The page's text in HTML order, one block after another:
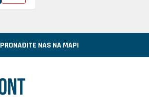
PRONAĐITE NAS NA MAPI